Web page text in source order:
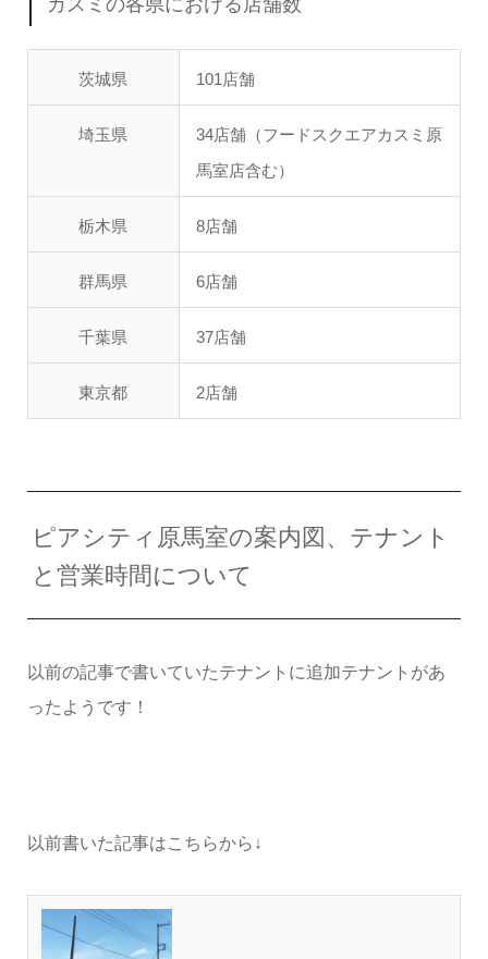
カスミの各県における店舗数
茨城県 101店舗
埼玉県
34店舗（フードスクエアカスミ原
馬室店含む）
栃木県 8店舗
群馬県 6店舗
千葉県 37店舗
東京都 2店舗
ピアシティ原馬室の案内図、テナント
と営業時間について
以前の記事で書いていたテナントに追加テナントがあ
ったようです！
以前書いた記事はこちらから↓